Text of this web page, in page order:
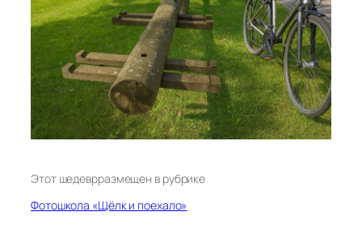
Этот шедеврразмещен в рубрике
Фотошкола «Щёлк и поехало»